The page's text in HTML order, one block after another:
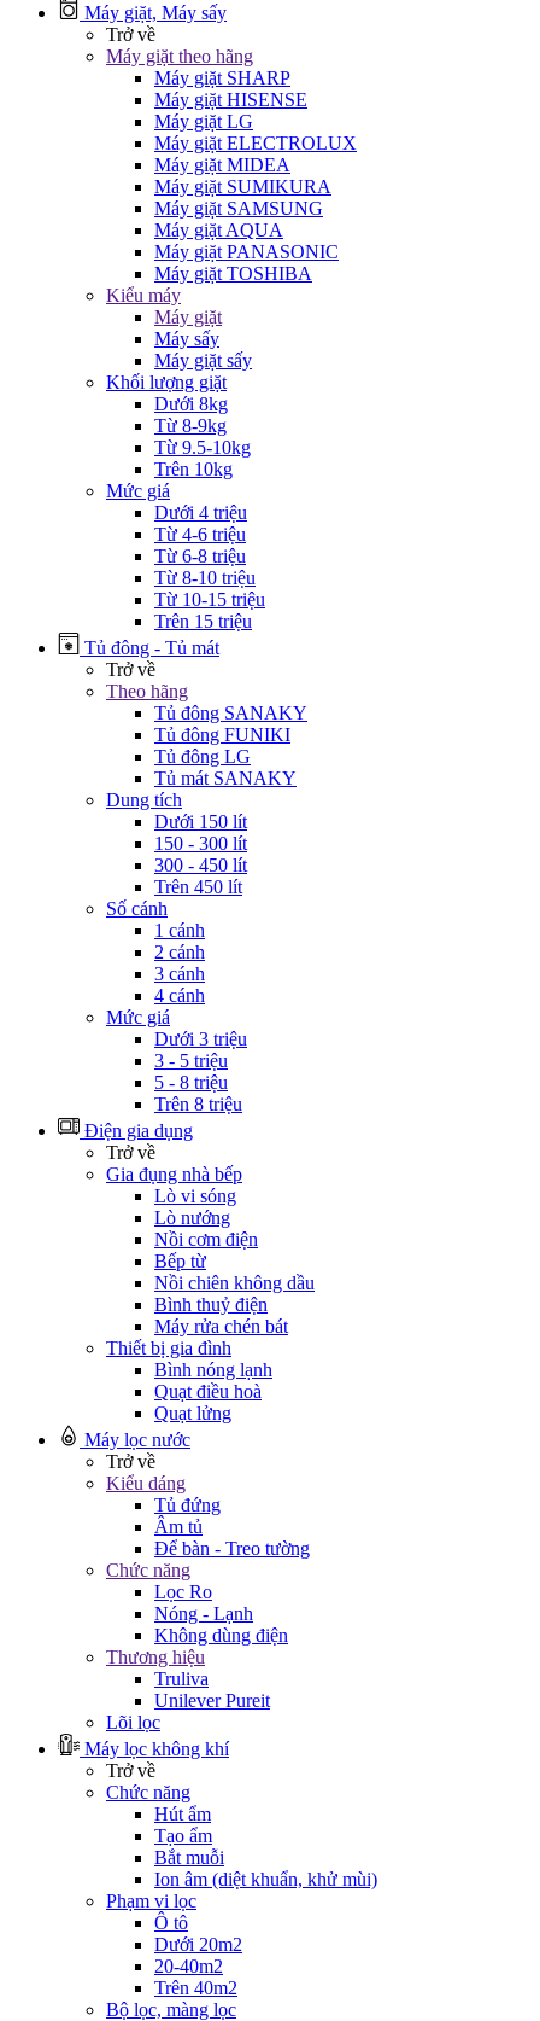
Máy giặt, Máy sấy
Trở về
Máy giặt theo hãng
Máy giặt SHARP
Máy giặt HISENSE
Máy giặt LG
Máy giặt ELECTROLUX
Máy giặt MIDEA
Máy giặt SUMIKURA
Máy giặt SAMSUNG
Máy giặt AQUA
Máy giặt PANASONIC
Máy giặt TOSHIBA
Kiểu máy
Máy giặt
Máy sấy
Máy giặt sấy
Khối lượng giặt
Dưới 8kg
Từ 8-9kg
Từ 9.5-10kg
Trên 10kg
Mức giá
Dưới 4 triệu
Từ 4-6 triệu
Từ 6-8 triệu
Từ 8-10 triệu
Từ 10-15 triệu
Trên 15 triệu
Tủ đông - Tủ mát
Trở về
Theo hãng
Tủ đông SANAKY
Tủ đông FUNIKI
Tủ đông LG
Tủ mát SANAKY
Dung tích
Dưới 150 lít
150 - 300 lít
300 - 450 lít
Trên 450 lít
Số cánh
1 cánh
2 cánh
3 cánh
4 cánh
Mức giá
Dưới 3 triệu
3 - 5 triệu
5 - 8 triệu
Trên 8 triệu
Điện gia dụng
Trở về
Gia đụng nhà bếp
Lò vi sóng
Lò nướng
Nồi cơm điện
Bếp từ
Nồi chiên không dầu
Bình thuỷ điện
Máy rửa chén bát
Thiết bị gia đình
Bình nóng lạnh
Quạt điều hoà
Quạt lửng
Máy lọc nước
Trở về
Kiểu dáng
Tủ đứng
Âm tủ
Để bàn - Treo tường
Chức năng
Lọc Ro
Nóng - Lạnh
Không dùng điện
Thương hiệu
Truliva
Unilever Pureit
Lõi lọc
Máy lọc không khí
Trở về
Chức năng
Hút ẩm
Tạo ẩm
Bắt muỗi
Ion âm (diệt khuẩn, khử mùi)
Phạm vi lọc
Ô tô
Dưới 20m2
20-40m2
Trên 40m2
Bộ lọc, màng lọc